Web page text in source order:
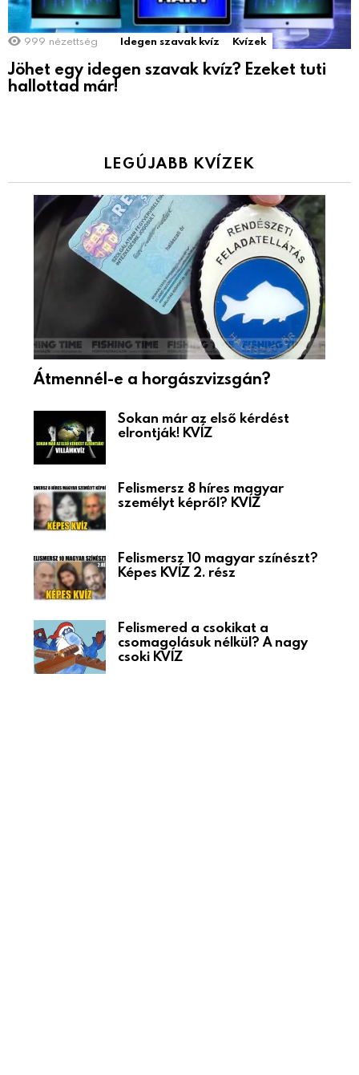
999 nézettség Idegen szavak kvíz Kvízek
Jöhet egy idegen szavak kvíz? Ezeket tuti
hallottad már!
LEGÚJABB KVÍZEK
Átmennél-e a horgászvizsgán?
Sokan már az első kérdést
elrontják! KVÍZ
Felismersz 8 híres magyar
személyt képről? KVÍZ
Felismersz 10 magyar színészt?
Képes KVÍZ 2. rész
Felismered a csokikat a
csomagolásuk nélkül? A nagy
csoki KVÍZ